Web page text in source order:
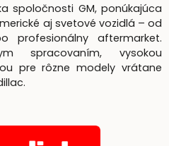
spoločnosti GM, ponúkajúca
aj svetové vozidlá – od
profesionálny aftermarket.
spracovaním, vysokou
pre rôzne modely vrátane